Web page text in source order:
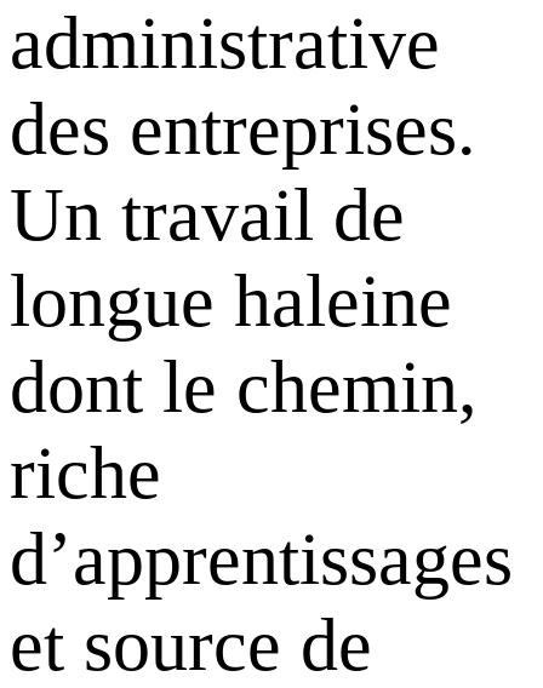
administrative
des entreprises.
Un travail de
longue haleine
dont le chemin,
riche
d’apprentissages
et source de